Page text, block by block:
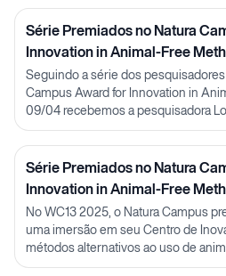
Série Premiados no Natura
Innovation in Animal-Free
Lorena Neves
Seguindo a série dos
Campus Award for Innovation in
09/04 recebemos a pesquisadora
Série Premiados no Natura
Innovation in Animal-Free
Julia Carnelós
No WC13 2025, o Natura Campus
uma imersão em seu Centro de
métodos alternativos ao uso de
parcerias em P&D.